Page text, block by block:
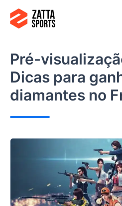
para
conteúdo
Pré-
Dicas para
diamantes no